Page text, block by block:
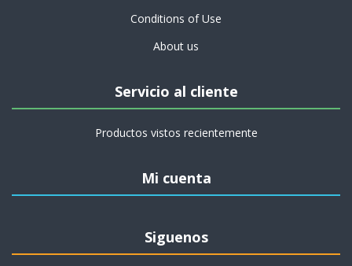
Conditions of Use
About us
Servicio al cliente
Productos vistos recientemente
Mi cuenta
Siguenos